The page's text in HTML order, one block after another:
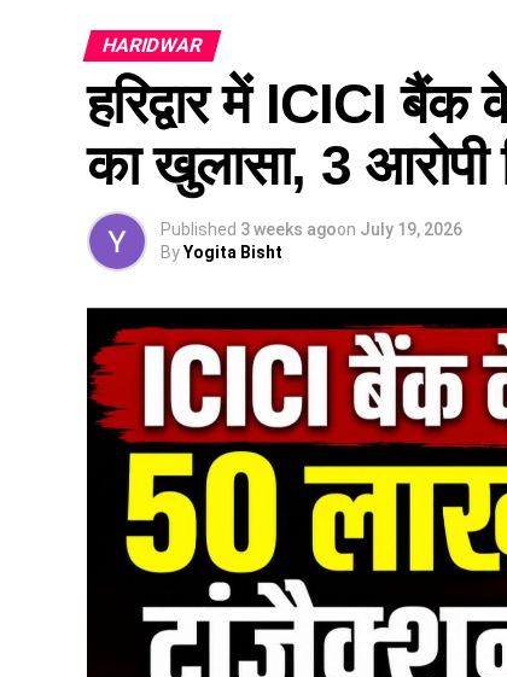
HARIDWAR
हरिद्वार में ICICI
का खुलासा, 3 आरोपी
Published 3 weeks agoon July 19, 2026
ByYogita Bisht